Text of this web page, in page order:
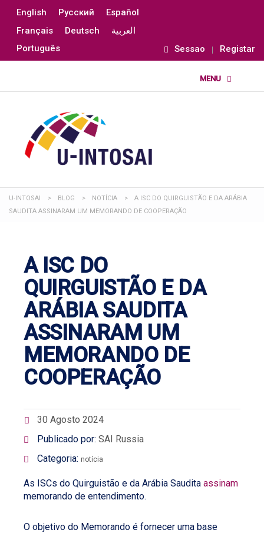
English Русский
Español
Français
Deutsch
العربية
Português
Sessao Registar
U-INTOSAI > BLOG > NOTÍCIA >
A ISC DO QUIRGUISTÃO E DA ARÁBIA
SAUDITA ASSINARAM UM MEMORANDO DE COOPERAÇÃO
A ISC DO
QUIRGUISTÃO E DA
ARÁBIA SAUDITA
ASSINARAM UM
MEMORANDO DE
COOPERAÇÃO
30 Agosto 2024
Publicado por: SAI Russia
Categoria: notícia
As ISCs do Quirguistão e da Arábia Saudita assinam
memorando de entendimento.
O objetivo do Memorando é fornecer uma base